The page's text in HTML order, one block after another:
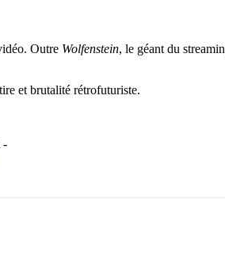
Outre Wolfenstein, le géant du
et brutalité rétrofuturiste.
-